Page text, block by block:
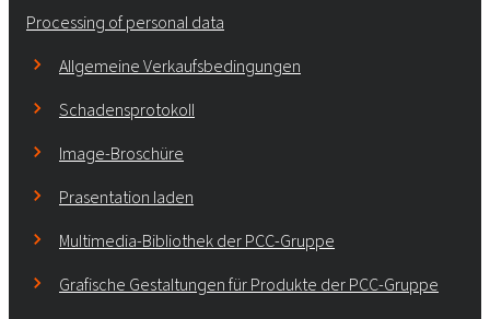
Processing of personal data
Allgemeine Verkaufsbedingungen
Schadensprotokoll
Image-Broschüre
Prasentation laden
Multimedia-Bibliothek der PCC-Gruppe
Grafische Gestaltungen für Produkte der PCC-Gruppe